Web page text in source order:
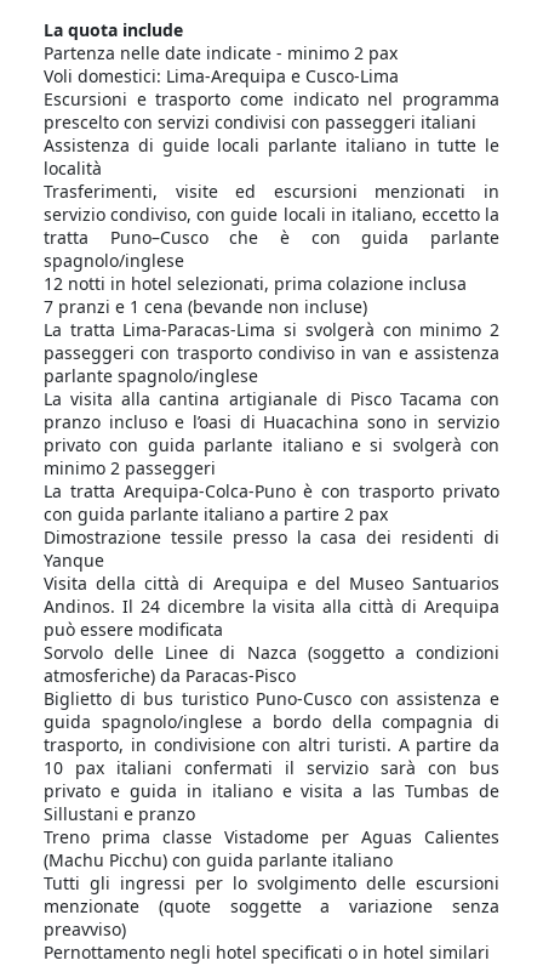
La quota include
Partenza nelle date indicate - minimo 2 pax
Voli domestici: Lima-Arequipa e Cusco-Lima
Escursioni e trasporto come indicato nel programma
prescelto con servizi condivisi con passeggeri italiani
Assistenza di guide locali parlante italiano in tutte le
località
Trasferimenti, visite ed escursioni menzionati in
servizio condiviso, con guide locali in italiano, eccetto la
tratta Puno–Cusco che è con guida parlante
spagnolo/inglese
12 notti in hotel selezionati, prima colazione inclusa
7 pranzi e 1 cena (bevande non incluse)
La tratta Lima-Paracas-Lima si svolgerà con minimo 2
passeggeri con trasporto condiviso in van e assistenza
parlante spagnolo/inglese
La visita alla cantina artigianale di Pisco Tacama con
pranzo incluso e l’oasi di Huacachina sono in servizio
privato con guida parlante italiano e si svolgerà con
minimo 2 passeggeri
La tratta Arequipa-Colca-Puno è con trasporto privato
con guida parlante italiano a partire 2 pax
Dimostrazione tessile presso la casa dei residenti di
Yanque
Visita della città di Arequipa e del Museo Santuarios
Andinos. Il 24 dicembre la visita alla città di Arequipa
può essere modificata
Sorvolo delle Linee di Nazca (soggetto a condizioni
atmosferiche) da Paracas-Pisco
Biglietto di bus turistico Puno-Cusco con assistenza e
guida spagnolo/inglese a bordo della compagnia di
trasporto, in condivisione con altri turisti. A partire da
10 pax italiani confermati il servizio sarà con bus
privato e guida in italiano e visita a las Tumbas de
Sillustani e pranzo
Treno prima classe Vistadome per Aguas Calientes
(Machu Picchu) con guida parlante italiano
Tutti gli ingressi per lo svolgimento delle escursioni
menzionate (quote soggette a variazione senza
preavviso)
Pernottamento negli hotel specificati o in hotel similari